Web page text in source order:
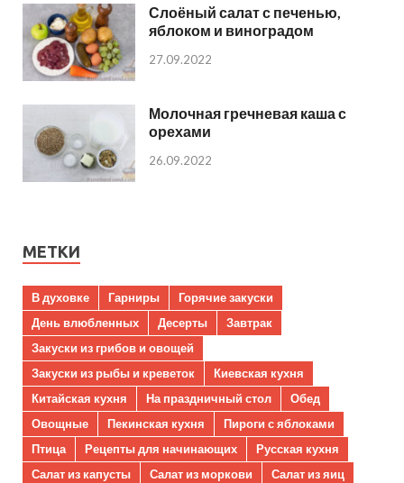
Слоёный салат с печенью,
яблоком и виноградом
27.09.2022
Молочная гречневая каша с
орехами
26.09.2022
МЕТКИ
В духовке Гарниры
Горячие закуски
День влюбленных
Десерты
Завтрак
Закуски из грибов и овощей
Закуски из рыбы и креветок
Киевская кухня
Китайская кухня
На праздничный стол
Обед
Овощные
Пекинская кухня
Пироги с яблоками
Птица
Рецепты для начинающих
Русская кухня
Салат из капусты
Салат из моркови
Салат из яиц